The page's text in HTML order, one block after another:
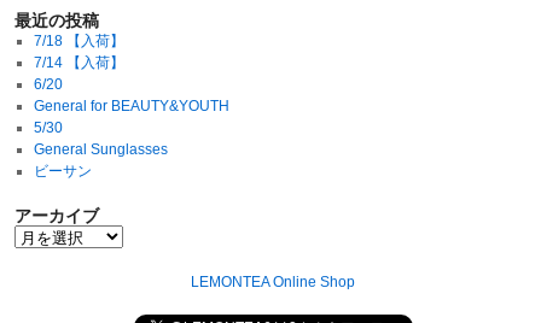
最近の投稿
7/18 【入荷】
7/14 【入荷】
6/20
General for BEAUTY&YOUTH
5/30
General Sunglasses
ビーサン
アーカイブ
LEMONTEA Online Shop